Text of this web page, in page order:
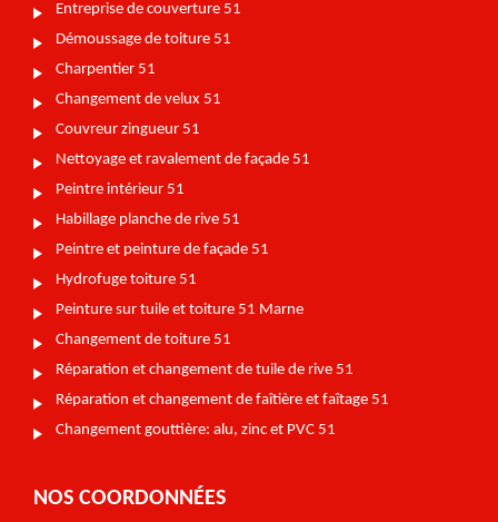
Entreprise de couverture 51
Démoussage de toiture 51
Charpentier 51
Changement de velux 51
Couvreur zingueur 51
Nettoyage et ravalement de façade 51
Peintre intérieur 51
Habillage planche de rive 51
Peintre et peinture de façade 51
Hydrofuge toiture 51
Peinture sur tuile et toiture 51 Marne
Changement de toiture 51
Réparation et changement de tuile de rive 51
Réparation et changement de faîtière et faîtage 51
Changement gouttière: alu, zinc et PVC 51
NOS COORDONNÉES